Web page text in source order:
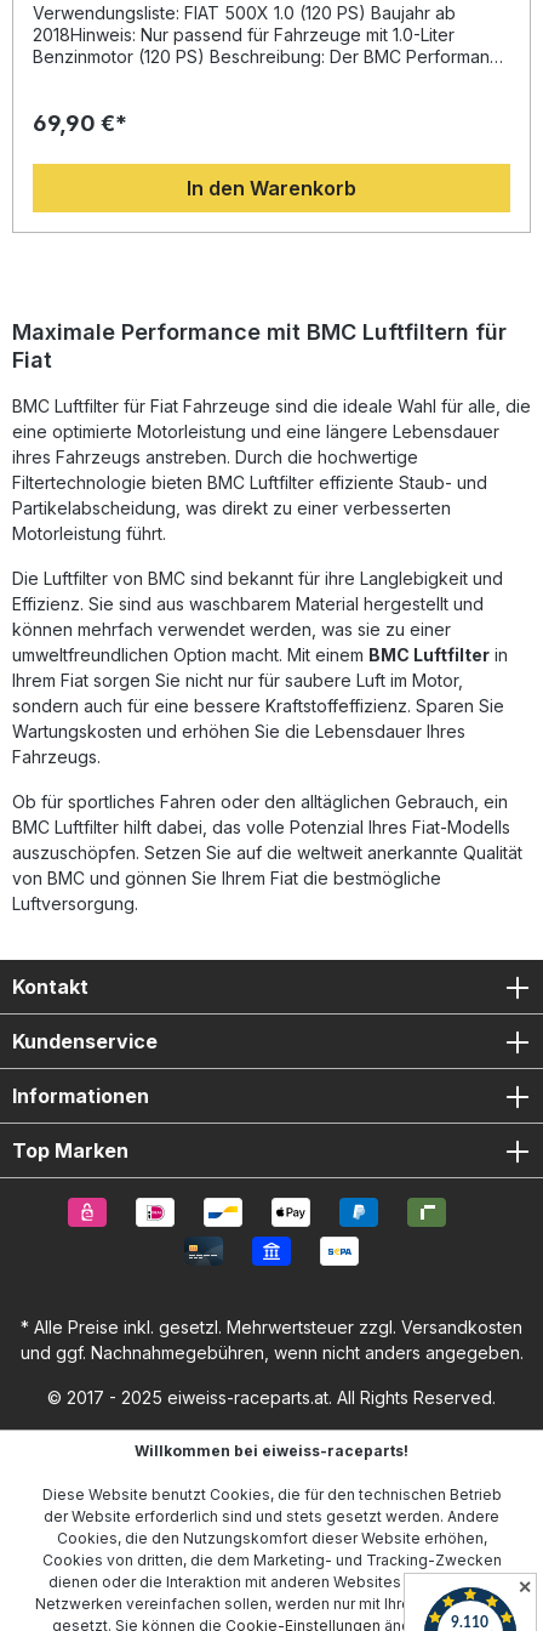
Verwendungsliste: FIAT 500X 1.0 (120 PS) Baujahr ab
2018Hinweis: Nur passend für Fahrzeuge mit 1.0-Liter
Benzinmotor (120 PS) Beschreibung: Der BMC Performance
Ihres Fahrzeugs. Durch die spezielle Bauweise ermöglicht
herkömmlichen Papierfiltern. Diese Technologie stammt aus
dem Motorsport und unterstützt die volle Ausschöpfung
der Motorleistung. Das sogenannte „Full Moulding“-
Herstellungsverfahren garantiert ein einteiliges Design
eine optimale Luftdurchlässigkeit bei gleichzeitig
zuverlässiger Filtration zu gewährleisten. Das Gewebe aus
epoxidbeschichtetem Legierungsmaterial schützt vor
langlebigen, effizienten und wartungsfreundlichen Luftfilter,
der nicht nur die Motorleistung, sondern auch die
Lebensdauer des Motors fördert. Erhöhter Luftdurchsatz
für verbesserte Motorleistung Fortschrittliche BMC-
Technologie mit „Full Moulding“-Verfahren Langlebige
Materialien mit Schutz vor Oxidation und Kraftstoffdämpfen
Wartungsfreundlich und wiederverwendbar Direkter
Lieferumfang: 1x BMC Performance Luftfilter FB01011/01
Montagehinweise des Herstellers
69,90 €*
In den Warenkorb
Maximale Performance mit BMC Luftfiltern für
Fiat
BMC Luftfilter für Fiat Fahrzeuge sind die ideale Wahl für alle, die
eine optimierte Motorleistung und eine längere Lebensdauer
ihres Fahrzeugs anstreben. Durch die hochwertige
Filtertechnologie bieten BMC Luftfilter effiziente Staub- und
Partikelabscheidung, was direkt zu einer verbesserten
Motorleistung führt.
Die Luftfilter von BMC sind bekannt für ihre Langlebigkeit und
Effizienz. Sie sind aus waschbarem Material hergestellt und
können mehrfach verwendet werden, was sie zu einer
umweltfreundlichen Option macht. Mit einem BMC Luftfilter in
Ihrem Fiat sorgen Sie nicht nur für saubere Luft im Motor,
sondern auch für eine bessere Kraftstoffeffizienz. Sparen Sie
Wartungskosten und erhöhen Sie die Lebensdauer Ihres
Fahrzeugs.
Ob für sportliches Fahren oder den alltäglichen Gebrauch, ein
BMC Luftfilter hilft dabei, das volle Potenzial Ihres Fiat-Modells
auszuschöpfen. Setzen Sie auf die weltweit anerkannte Qualität
von BMC und gönnen Sie Ihrem Fiat die bestmögliche
Luftversorgung.
Kontakt
Kundenservice
Informationen
Top Marken
* Alle Preise inkl. gesetzl. Mehrwertsteuer zzgl. Versandkosten
und ggf. Nachnahmegebühren, wenn nicht anders angegeben.
© 2017 - 2025 eiweiss-raceparts.at. All Rights Reserved.
Willkommen bei eiweiss-raceparts!
Diese Website benutzt Cookies, die für den technischen Betrieb
der Website erforderlich sind und stets gesetzt werden. Andere
Cookies, die den Nutzungskomfort dieser Website erhöhen,
Cookies von dritten, die dem Marketing- und Tracking-Zwecken
dienen oder die Interaktion mit anderen Websites und sozialen
Netzwerken vereinfachen sollen, werden nur mit Ihrer Zustimmung
gesetzt. Sie können die Cookie-Einstellungen ändern oder Ihr
✕